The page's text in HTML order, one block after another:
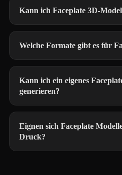
Kann ich Faceplate 3D-
Welche Formate gibt es für
Kann ich ein eigenes
generieren?
Eignen sich Faceplate
Druck?